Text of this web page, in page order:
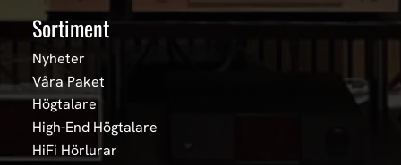
Sortiment
Nyheter
Våra Paket
Högtalare
High-End Högtalare
HiFi Hörlurar